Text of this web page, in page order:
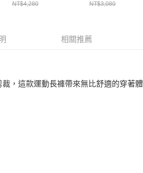
NT$4,280 NT$3,080
相關推薦
，這款運動長褲帶來無比舒適的穿著體